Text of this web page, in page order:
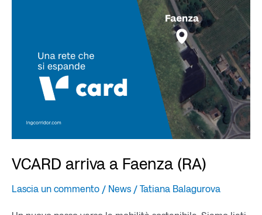
VCARD arriva a Faenza (RA)
Lascia un commento / News / Tatiana Balagurova